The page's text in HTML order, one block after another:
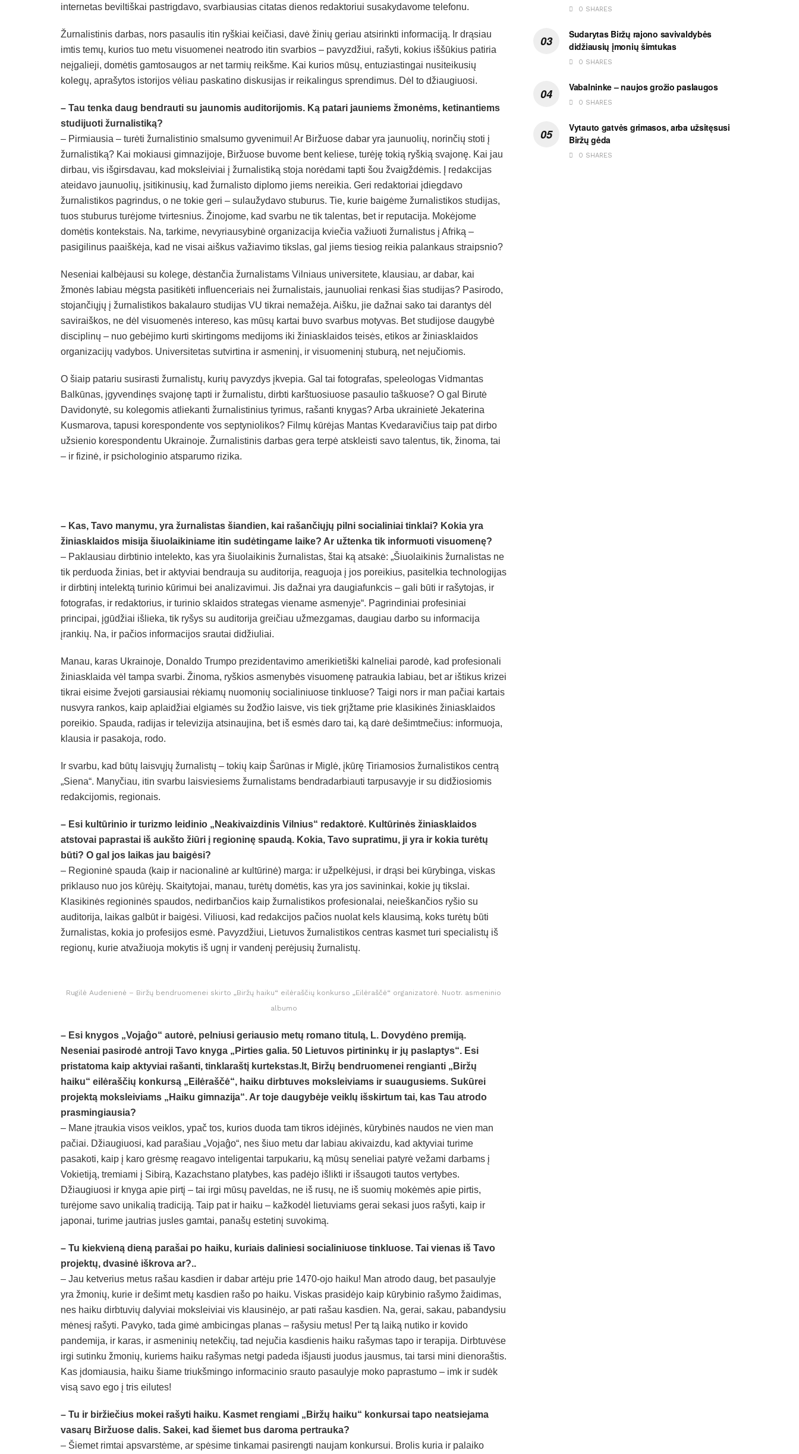
internetas beviltiškai pastrigdavo, svarbiausias citatas dienos redaktoriui susakydavome telefonu.
Žurnalistinis darbas, nors pasaulis itin ryškiai keičiasi, davė žinių geriau atsirinkti informaciją. Ir drąsiau
imtis temų, kurios tuo metu visuomenei neatrodo itin svarbios – pavyzdžiui, rašyti, kokius iššūkius patiria
neįgalieji, domėtis gamtosaugos ar net tarmių reikšme. Kai kurios mūsų, entuziastingai nusiteikusių
kolegų, aprašytos istorijos vėliau paskatino diskusijas ir reikalingus sprendimus. Dėl to džiaugiuosi.
– Tau tenka daug bendrauti su jaunomis auditorijomis. Ką patari jauniems žmonėms, ketinantiems
studijuoti žurnalistiką?
– Pirmiausia – turėti žurnalistinio smalsumo gyvenimui! Ar Biržuose dabar yra jaunuolių, norinčių stoti į
žurnalistiką? Kai mokiausi gimnazijoje, Biržuose buvome bent keliese, turėję tokią ryškią svajonę. Kai jau
dirbau, vis išgirsdavau, kad moksleiviai į žurnalistiką stoja norėdami tapti šou žvaigždėmis. Į redakcijas
ateidavo jaunuolių, įsitikinusių, kad žurnalisto diplomo jiems nereikia. Geri redaktoriai įdiegdavo
žurnalistikos pagrindus, o ne tokie geri – sulaužydavo stuburus. Tie, kurie baigėme žurnalistikos studijas,
tuos stuburus turėjome tvirtesnius. Žinojome, kad svarbu ne tik talentas, bet ir reputacija. Mokėjome
domėtis kontekstais. Na, tarkime, nevyriausybinė organizacija kviečia važiuoti žurnalistus į Afriką –
pasigilinus paaiškėja, kad ne visai aiškus važiavimo tikslas, gal jiems tiesiog reikia palankaus straipsnio?
Neseniai kalbėjausi su kolege, dėstančia žurnalistams Vilniaus universitete, klausiau, ar dabar, kai
žmonės labiau mėgsta pasitikėti influenceriais nei žurnalistais, jaunuoliai renkasi šias studijas? Pasirodo,
stojančiųjų į žurnalistikos bakalauro studijas VU tikrai nemažėja. Aišku, jie dažnai sako tai darantys dėl
saviraiškos, ne dėl visuomenės intereso, kas mūsų kartai buvo svarbus motyvas. Bet studijose daugybė
disciplinų – nuo gebėjimo kurti skirtingoms medijoms iki žiniasklaidos teisės, etikos ar žiniasklaidos
organizacijų vadybos. Universitetas sutvirtina ir asmeninį, ir visuomeninį stuburą, net nejučiomis.
O šiaip patariu susirasti žurnalistų, kurių pavyzdys įkvepia. Gal tai fotografas, speleologas Vidmantas
Balkūnas, įgyvendinęs svajonę tapti ir žurnalistu, dirbti karštuosiuose pasaulio taškuose? O gal Birutė
Davidonytė, su kolegomis atliekanti žurnalistinius tyrimus, rašanti knygas? Arba ukrainietė Jekaterina
Kusmarova, tapusi korespondente vos septyniolikos? Filmų kūrėjas Mantas Kvedaravičius taip pat dirbo
užsienio korespondentu Ukrainoje. Žurnalistinis darbas gera terpė atskleisti savo talentus, tik, žinoma, tai
– ir fizinė, ir psichologinio atsparumo rizika.
– Kas, Tavo manymu, yra žurnalistas šiandien, kai rašančiųjų pilni socialiniai tinklai? Kokia yra
žiniasklaidos misija šiuolaikiniame itin sudėtingame laike? Ar užtenka tik informuoti visuomenę?
– Paklausiau dirbtinio intelekto, kas yra šiuolaikinis žurnalistas, štai ką atsakė: „Šiuolaikinis žurnalistas ne
tik perduoda žinias, bet ir aktyviai bendrauja su auditorija, reaguoja į jos poreikius, pasitelkia technologijas
ir dirbtinį intelektą turinio kūrimui bei analizavimui. Jis dažnai yra daugiafunkcis – gali būti ir rašytojas, ir
fotografas, ir redaktorius, ir turinio sklaidos strategas viename asmenyje“. Pagrindiniai profesiniai
principai, įgūdžiai išlieka, tik ryšys su auditorija greičiau užmezgamas, daugiau darbo su informacija
įrankių. Na, ir pačios informacijos srautai didžiuliai.
Manau, karas Ukrainoje, Donaldo Trumpo prezidentavimo amerikietiški kalneliai parodė, kad profesionali
žiniasklaida vėl tampa svarbi. Žinoma, ryškios asmenybės visuomenę patraukia labiau, bet ar ištikus krizei
tikrai eisime žvejoti garsiausiai rėkiamų nuomonių socialiniuose tinkluose? Taigi nors ir man pačiai kartais
nusvyra rankos, kaip aplaidžiai elgiamės su žodžio laisve, vis tiek grįžtame prie klasikinės žiniasklaidos
poreikio. Spauda, radijas ir televizija atsinaujina, bet iš esmės daro tai, ką darė dešimtmečius: informuoja,
klausia ir pasakoja, rodo.
Ir svarbu, kad būtų laisvųjų žurnalistų – tokių kaip Šarūnas ir Miglė, įkūrę Tiriamosios žurnalistikos centrą
„Siena“. Manyčiau, itin svarbu laisviesiems žurnalistams bendradarbiauti tarpusavyje ir su didžiosiomis
redakcijomis, regionais.
– Esi kultūrinio ir turizmo leidinio „Neakivaizdinis Vilnius“ redaktorė. Kultūrinės žiniasklaidos
atstovai paprastai iš aukšto žiūri į regioninę spaudą. Kokia, Tavo supratimu, ji yra ir kokia turėtų
būti? O gal jos laikas jau baigėsi?
– Regioninė spauda (kaip ir nacionalinė ar kultūrinė) marga: ir užpelkėjusi, ir drąsi bei kūrybinga, viskas
priklauso nuo jos kūrėjų. Skaitytojai, manau, turėtų domėtis, kas yra jos savininkai, kokie jų tikslai.
Klasikinės regioninės spaudos, nedirbančios kaip žurnalistikos profesionalai, neieškančios ryšio su
auditorija, laikas galbūt ir baigėsi. Viliuosi, kad redakcijos pačios nuolat kels klausimą, koks turėtų būti
žurnalistas, kokia jo profesijos esmė. Pavyzdžiui, Lietuvos žurnalistikos centras kasmet turi specialistų iš
regionų, kurie atvažiuoja mokytis iš ugnį ir vandenį perėjusių žurnalistų.
Rugilė Audenienė – Biržų bendruomenei skirto „Biržų haiku“ eilėraščių konkurso „Eilėraščė“ organizatorė. Nuotr. asmeninio
albumo
– Esi knygos „Vojaĝo“ autorė, pelniusi geriausio metų romano titulą, L. Dovydėno premiją.
Neseniai pasirodė antroji Tavo knyga „Pirties galia. 50 Lietuvos pirtininkų ir jų paslaptys“. Esi
pristatoma kaip aktyviai rašanti, tinklaraštį kurtekstas.lt, Biržų bendruomenei rengianti „Biržų
haiku“ eilėraščių konkursą „Eilėraščė“, haiku dirbtuves moksleiviams ir suaugusiems. Sukūrei
projektą moksleiviams „Haiku gimnazija“. Ar toje daugybėje veiklų išskirtum tai, kas Tau atrodo
prasmingiausia?
– Mane įtraukia visos veiklos, ypač tos, kurios duoda tam tikros idėjinės, kūrybinės naudos ne vien man
pačiai. Džiaugiuosi, kad parašiau „Vojaĝo“, nes šiuo metu dar labiau akivaizdu, kad aktyviai turime
pasakoti, kaip į karo grėsmę reagavo inteligentai tarpukariu, ką mūsų seneliai patyrė vežami darbams į
Vokietiją, tremiami į Sibirą, Kazachstano platybes, kas padėjo išlikti ir išsaugoti tautos vertybes.
Džiaugiuosi ir knyga apie pirtį – tai irgi mūsų paveldas, ne iš rusų, ne iš suomių mokėmės apie pirtis,
turėjome savo unikalią tradiciją. Taip pat ir haiku – kažkodėl lietuviams gerai sekasi juos rašyti, kaip ir
japonai, turime jautrias jusles gamtai, panašų estetinį suvokimą.
– Tu kiekvieną dieną parašai po haiku, kuriais daliniesi socialiniuose tinkluose. Tai vienas iš Tavo
projektų, dvasinė iškrova ar?..
– Jau ketverius metus rašau kasdien ir dabar artėju prie 1470-ojo haiku! Man atrodo daug, bet pasaulyje
yra žmonių, kurie ir dešimt metų kasdien rašo po haiku. Viskas prasidėjo kaip kūrybinio rašymo žaidimas,
nes haiku dirbtuvių dalyviai moksleiviai vis klausinėjo, ar pati rašau kasdien. Na, gerai, sakau, pabandysiu
mėnesį rašyti. Pavyko, tada gimė ambicingas planas – rašysiu metus! Per tą laiką nutiko ir kovido
pandemija, ir karas, ir asmeninių netekčių, tad nejučia kasdienis haiku rašymas tapo ir terapija. Dirbtuvėse
irgi sutinku žmonių, kuriems haiku rašymas netgi padeda išjausti juodus jausmus, tai tarsi mini dienoraštis.
Kas įdomiausia, haiku šiame triukšmingo informacinio srauto pasaulyje moko paprastumo – imk ir sudėk
visą savo ego į tris eilutes!
– Tu ir biržiečius mokei rašyti haiku. Kasmet rengiami „Biržų haiku“ konkursai tapo neatsiejama
vasarų Biržuose dalis. Sakei, kad šiemet bus daroma pertrauka?
– Šiemet rimtai apsvarstėme, ar spėsime tinkamai pasirengti naujam konkursui. Brolis kuria ir palaiko
0 SHARES
Sudarytas Biržų rajono savivaldybės
didžiausių įmonių šimtukas
0 SHARES
Vabalninke – naujos grožio paslaugos
0 SHARES
Vytauto gatvės grimasos, arba užsitęsusi
Biržų gėda
0 SHARES